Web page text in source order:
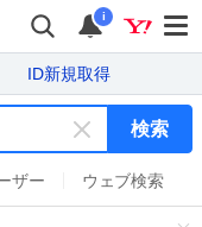
i
ID新規取得
キ
ー
ワ
検索
ザー ウェブ検索